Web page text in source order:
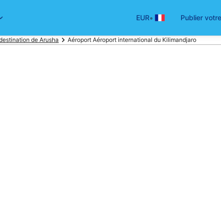
EUR• Publier
de Arusha Aéroport Aéroport international du Kilimandjaro